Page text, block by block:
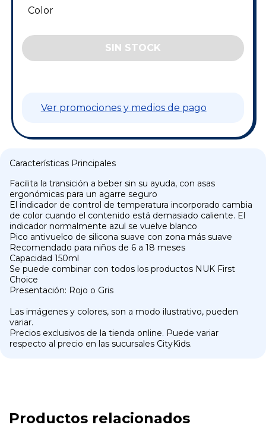
Color
Ver promociones y medios de pago
Características Principales
Facilita la transición a beber sin su ayuda, con asas
ergonómicas para un agarre seguro
El indicador de control de temperatura incorporado cambia
de color cuando el contenido está demasiado caliente. El
indicador normalmente azul se vuelve blanco
Pico antivuelco de silicona suave con zona más suave
Recomendado para niños de 6 a 18 meses
Capacidad 150ml
Se puede combinar con todos los productos NUK First
Choice
Presentación: Rojo o Gris
Las imágenes y colores, son a modo ilustrativo, pueden
variar.
Precios exclusivos de la tienda online. Puede variar
respecto al precio en las sucursales CityKids.
Productos relacionados